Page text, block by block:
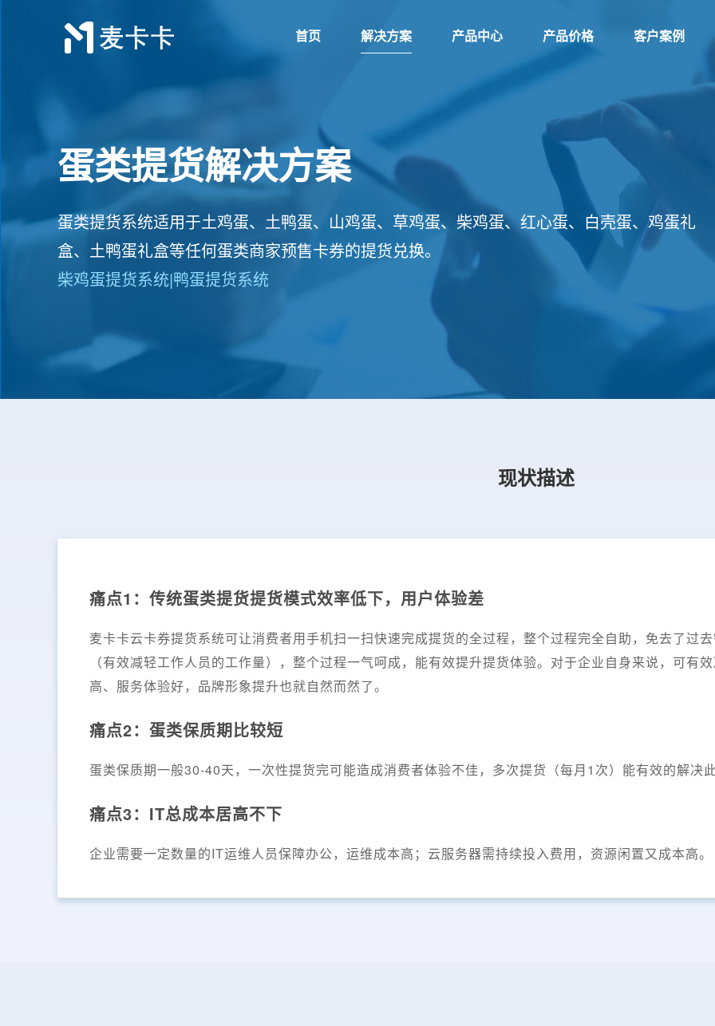
首页 解决方案 产品中心 产品价格 客户案例
蛋类提货解决方案
蛋类提货系统适用于土鸡蛋、土鸭蛋、山鸡蛋、草鸡蛋、柴鸡蛋、红心蛋、白壳蛋、鸡蛋礼
盒、土鸭蛋礼盒等任何蛋类商家预售卡券的提货兑换。
柴鸡蛋提货系统|鸭蛋提货系统
现状描述
痛点1：传统蛋类提货提货模式效率低下，用户体验差
麦卡卡云卡券提货系统可让消费者用手机扫一扫快速完成提货的全过程，整个过程完全自助，免去了过
（有效减轻工作人员的工作量），整个过程一气呵成，能有效提升提货体验。对于企业自身来说，可有
高、服务体验好，品牌形象提升也就自然而然了。
痛点2：蛋类保质期比较短
蛋类保质期一般30-40天，一次性提货完可能造成消费者体验不佳，多次提货（每月1次）能有效的解决
痛点3：IT总成本居高不下
企业需要一定数量的IT运维人员保障办公，运维成本高；云服务器需持续投入费用，资源闲置又成本高。